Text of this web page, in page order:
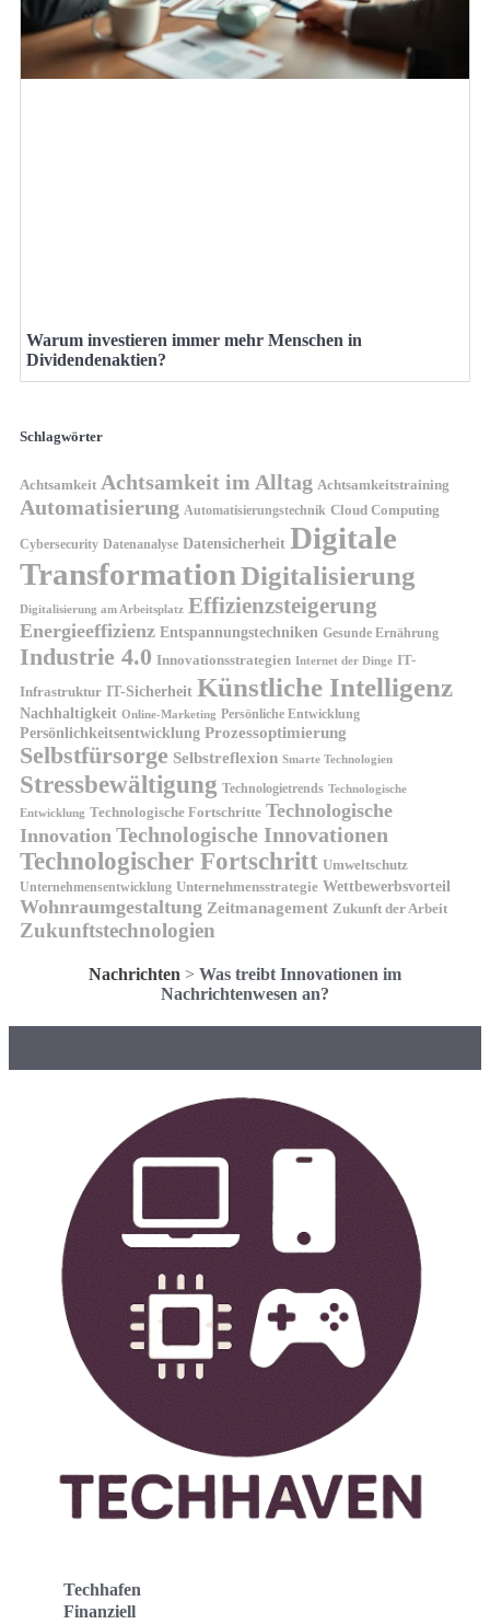
Warum investieren immer mehr Menschen in
Dividendenaktien?
Schlagwörter
Achtsamkeit Achtsamkeit im Alltag Achtsamkeitstraining
Automatisierung Automatisierungstechnik Cloud Computing
Cybersecurity Datenanalyse Datensicherheit Digitale
TransformationDigitalisierung
Digitalisierung am Arbeitsplatz Effizienzsteigerung
Energieeffizienz Entspannungstechniken Gesunde Ernährung
Industrie 4.0 Innovationsstrategien Internet der Dinge IT-
Infrastruktur IT-Sicherheit Künstliche Intelligenz
Nachhaltigkeit Online-Marketing Persönliche Entwicklung
Persönlichkeitsentwicklung Prozessoptimierung
Selbstfürsorge Selbstreflexion Smarte Technologien
Stressbewältigung Technologietrends Technologische
Entwicklung Technologische Fortschritte Technologische
Innovation Technologische Innovationen
Technologischer Fortschritt Umweltschutz
Unternehmensentwicklung Unternehmensstrategie Wettbewerbsvorteil
Wohnraumgestaltung Zeitmanagement Zukunft der Arbeit
Zukunftstechnologien
Nachrichten > Was treibt Innovationen im
Nachrichtenwesen an?
Techhafen
Finanziell